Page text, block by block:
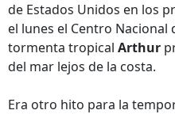
de Estados Unidos en los
el lunes el Centro Nacional
tormenta tropical Arthur
del mar lejos de la costa.
Era otro hito para la